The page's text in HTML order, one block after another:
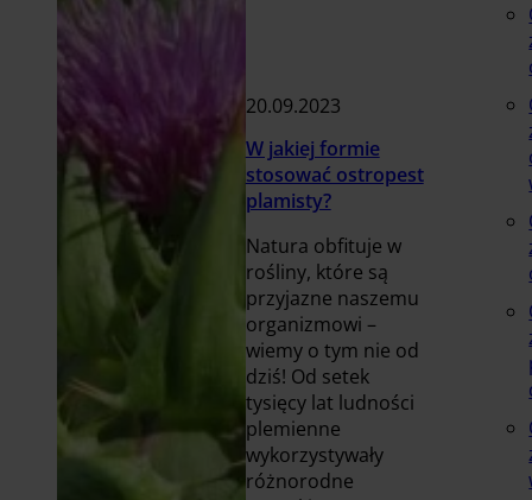
20.09.2023
W jakiej formie
stosować ostropest
plamisty?
Natura obfituje w
rośliny, które są
przyjazne naszemu
organizmowi –
wiemy o tym nie od
dziś! Od setek
tysięcy lat ludności
plemienne
wykorzystywały
różnorodne